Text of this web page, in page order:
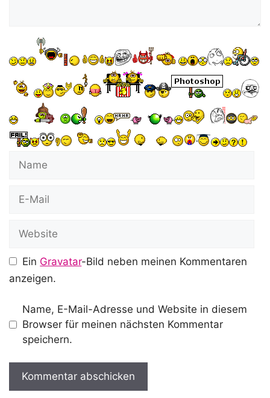
Name
Website
Ein Gravatar-Bild neben meinen Kommentaren
anzeigen.
Name, E-Mail-Adresse und Website in diesem
Browser für meinen nächsten Kommentar
speichern.